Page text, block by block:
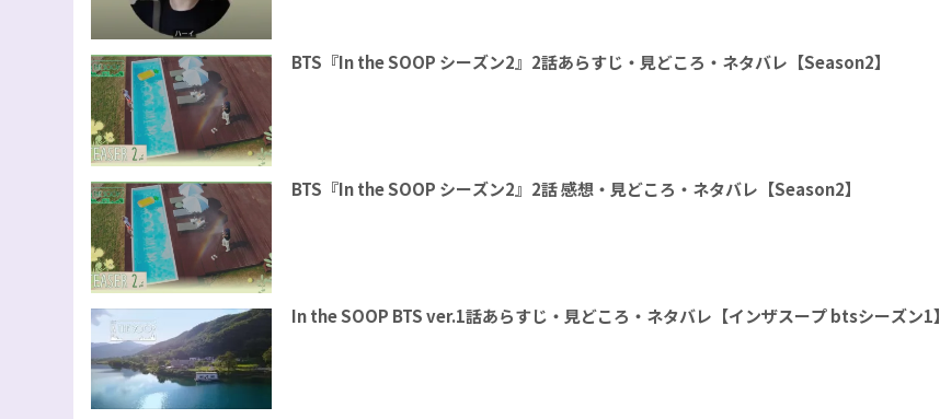
BTS『In the SOOP シーズン2』2話あらすじ・見どころ・ネタバレ【Season2】
BTS『In the SOOP シーズン2』2話 感想・見どころ・ネタバレ【Season2】
In the SOOP BTS ver.1話あらすじ・見どころ・ネタバレ【インザスープ btsシーズン1】